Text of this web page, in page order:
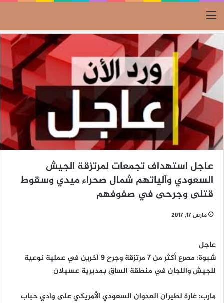
القائمة
عاجل استهداف تجمعات لمرتزقة الجيش
السعودي وآلياتهم شمال صحراء ميدي وسقوط
قتلى وجرحى في صفوفهم
مارس 17, 2017
عاجل
شبوة: مصرع أكثر من 7 مرتزقة وجرح 9 آخرين في عملية نوعية
للجيش واللجان في منطقة الساق بمديرية عسيلان
مارب: غارة لطيران العدوان السعودي الأمريكي على وادي حباب